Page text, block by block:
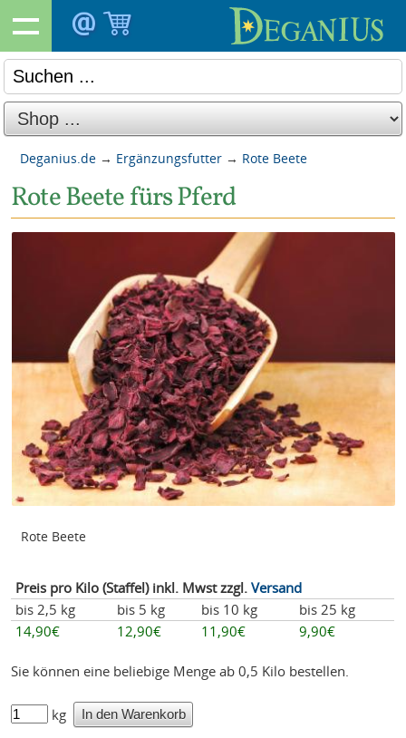
Deganius.de → Ergänzungsfutter → Rote Beete
Rote Beete fürs Pferd
Rote Beete
Preis pro Kilo (Staffel) inkl. Mwst zzgl. Versand
bis 2,5 kg
bis 5 kg bis 10 kg
bis 25 kg
14,90€
12,90€ 11,90€ 9,90€
Sie können eine beliebige Menge ab 0,5 Kilo bestellen.
kg